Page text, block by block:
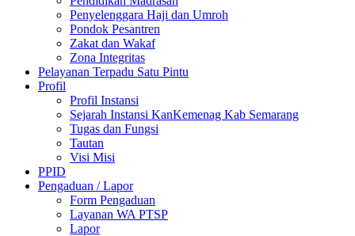
Penyelenggara Haji dan Umroh
Pondok Pesantren
Zakat dan Wakaf
Zona Integritas
Pelayanan Terpadu Satu Pintu
Profil
Profil Instansi
Sejarah Instansi KanKemenag Kab Semarang
Tugas dan Fungsi
Tautan
Visi Misi
PPID
Pengaduan / Lapor
Form Pengaduan
Layanan WA PTSP
Lapor